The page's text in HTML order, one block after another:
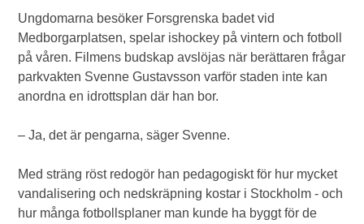
Ungdomarna besöker Forsgrenska badet vid
Medborgarplatsen, spelar ishockey på vintern och fotboll
på våren. Filmens budskap avslöjas när berättaren frågar
parkvakten Svenne Gustavsson varför staden inte kan
anordna en idrottsplan där han bor.
– Ja, det är pengarna, säger Svenne.
Med sträng röst redogör han pedagogiskt för hur mycket
vandalisering och nedskräpning kostar i Stockholm - och
hur många fotbollsplaner man kunde ha byggt för de